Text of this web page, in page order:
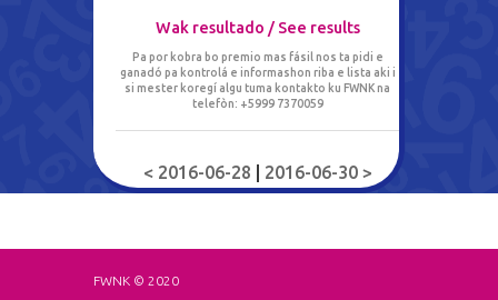
Wak resultado / See results
Pa por kobra bo premio mas fásil nos ta pidi e
ganadó pa kontrolá e informashon riba e lista aki i
si mester koregí algu tuma kontakto ku FWNK na
telefòn: +5999 7370059
< 2016-06-28 2016-06-30 >
FWNK © 2020